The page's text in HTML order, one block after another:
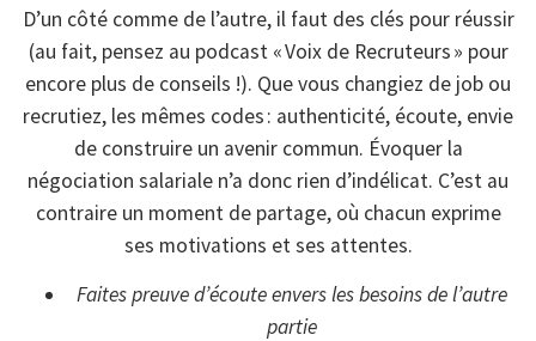
D’un côté comme de l’autre, il faut des clés pour réussir
(au fait, pensez au podcast « Voix de Recruteurs » pour
encore plus de conseils !). Que vous changiez de job ou
recrutiez, les mêmes codes : authenticité, écoute, envie
de construire un avenir commun. Évoquer la
négociation salariale n’a donc rien d’indélicat. C’est au
contraire un moment de partage, où chacun exprime
ses motivations et ses attentes.
Faites preuve d’écoute envers les besoins de l’autre
partie